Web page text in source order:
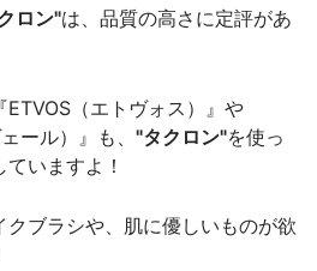
ロン"は、品質の高さに定評があ
（エトヴォス）』や
ール）』も、 "タクロン"を使っ
いますよ！
ブラシや、肌に優しいものが欲